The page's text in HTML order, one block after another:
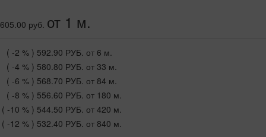
605.00 руб. от 1 м.
( -2 % ) 592.90 РУБ. от 6 м.
( -4 % ) 580.80 РУБ. от 33 м.
( -6 % ) 568.70 РУБ. от 84 м.
( -8 % ) 556.60 РУБ. от 180 м.
( -10 % ) 544.50 РУБ. от 420 м.
( -12 % ) 532.40 РУБ. от 840 м.